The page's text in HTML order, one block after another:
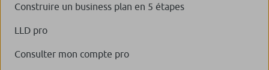
Construire un business plan en 5 étapes
LLD pro
Consulter mon compte pro